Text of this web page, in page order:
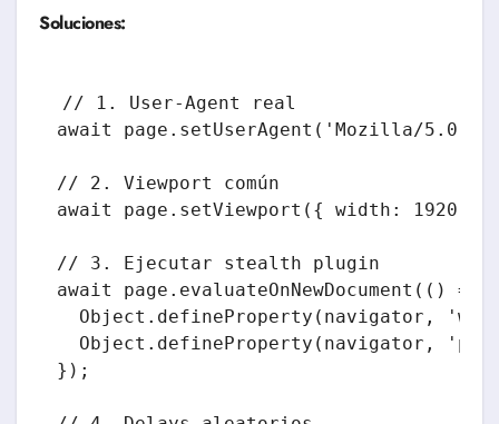
Soluciones:
// 1. User-Agent real
await page.setUserAgent('Mozilla/5.0
// 2. Viewport común
await page.setViewport({ width: 1920,
// 3. Ejecutar stealth plugin
await page.evaluateOnNewDocument(() =>
Object.defineProperty(navigator,
Object.defineProperty(navigator,
});